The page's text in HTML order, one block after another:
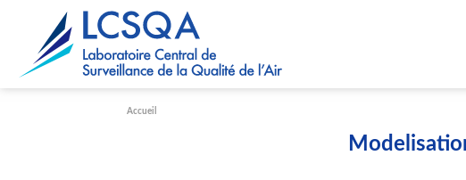
Accueil
Paramétrer les cookies